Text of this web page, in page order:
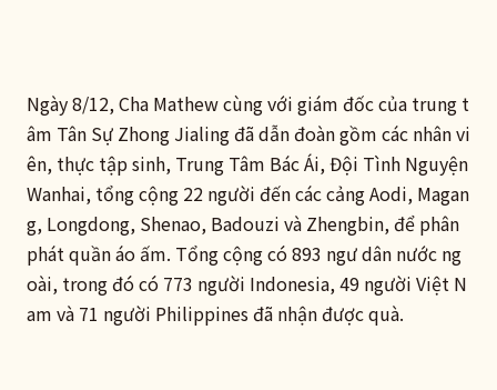
Ngày 8/12, Cha Mathew cùng với giám đốc của trung t
âm Tân Sự Zhong Jialing đã dẫn đoàn gồm các nhân vi
ên, thực tập sinh, Trung Tâm Bác Ái, Đội Tình Nguyện
Wanhai, tổng cộng 22 người đến các cảng Aodi, Magan
g, Longdong, Shenao, Badouzi và Zhengbin, để phân
phát quần áo ấm. Tổng cộng có 893 ngư dân nước ng
oài, trong đó có 773 người Indonesia, 49 người Việt N
am và 71 người Philippines đã nhận được quà.